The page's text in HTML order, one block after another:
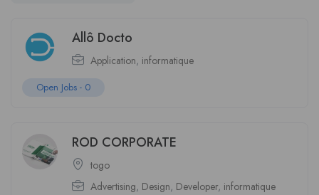
Allô Docto
Application, informatique
Open Jobs - 0
ROD CORPORATE
togo
Advertising, Design, Developer, informatique